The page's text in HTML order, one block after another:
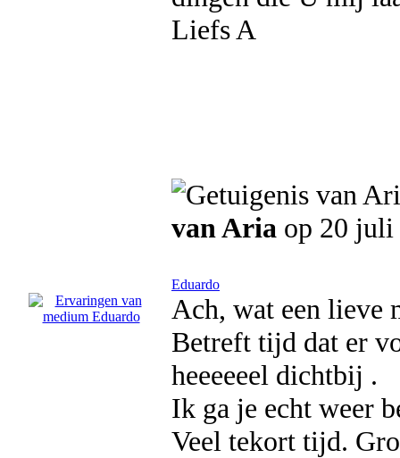
Liefs A
van Aria op 20 juli
Eduardo
Ach, wat een lieve
Betreft tijd dat er
heeeeeel dichtbij .
Ik ga je echt weer
Veel tekort tijd.